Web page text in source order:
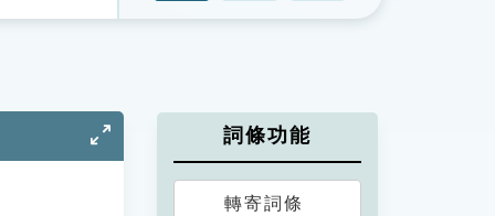
詞條功能
轉寄詞條